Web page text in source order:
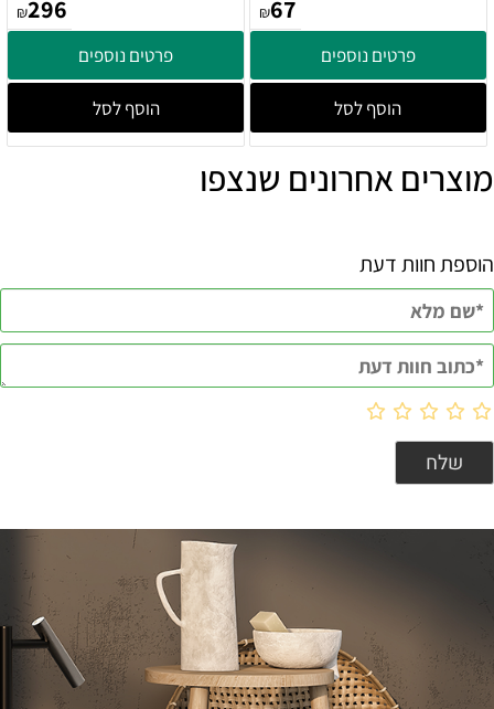
₪67
פרטים נוספים
הוסף לסל
₪296
פרטים נוספים
הוסף לסל
מוצרים אחרונים שנצפו
הוספת חוות דעת